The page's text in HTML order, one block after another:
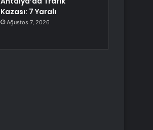
Kazası: 7 Yaralı
Ağustos 7, 2026